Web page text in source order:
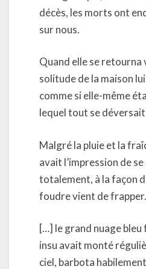
décès, les morts ont
sur nous.
Quand elle se retourna
solitude de la maison
comme si elle-même
lequel tout se
Malgré la pluie et la
avait l’impression de
totalement, à la façon
foudre vient de frapper.
[…] le grand nuage bleu
insu avait monté
ciel, barbota